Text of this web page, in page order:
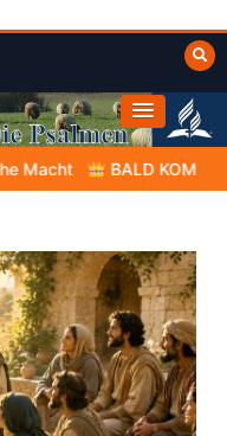
DER KÖNIG |